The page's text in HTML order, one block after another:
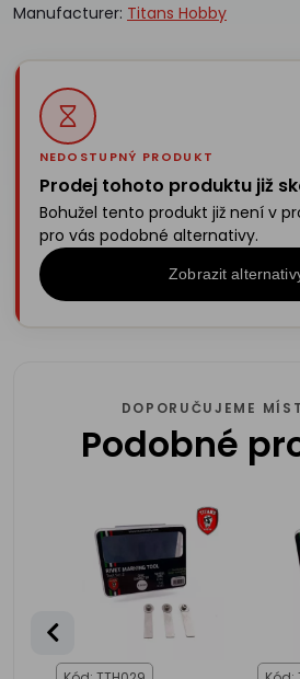
Manufacturer: Titans Hobby
NEDOSTUPNÝ PRODUKT
Prodej tohoto produktu již
Bohužel tento produkt již není v
pro vás podobné alternativy.
Zobrazit
DOPORUČUJEME
Podobné